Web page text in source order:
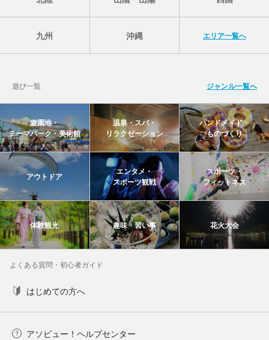
九州 沖縄 エリア一覧へ
遊び一覧 ジャンル一覧へ
遊園地・
テーマパーク・美術館
温泉・スパ・
リラクゼーション
ハンドメイド・
ものづくり
アウトドア
エンタメ・
スポーツ観戦
スポーツ・
フィットネス
体験観光 趣味・習い事 花火大会
よくある質問・初心者ガイド
はじめての方へ
アソビュー！ヘルプセンター